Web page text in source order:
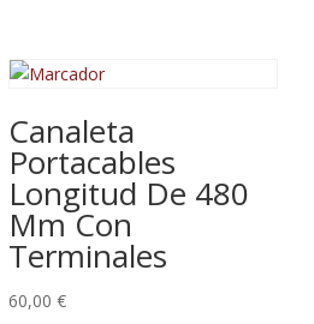
Canaleta
Portacables
Longitud De 480
Mm Con
Terminales
60,00 €